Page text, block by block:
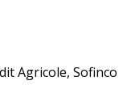
Agricole, Sofinco